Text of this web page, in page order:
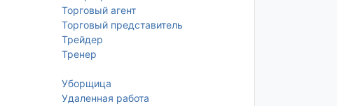
Торговый агент
Торговый представитель
Трейдер
Тренер
Уборщица
Удаленная работа